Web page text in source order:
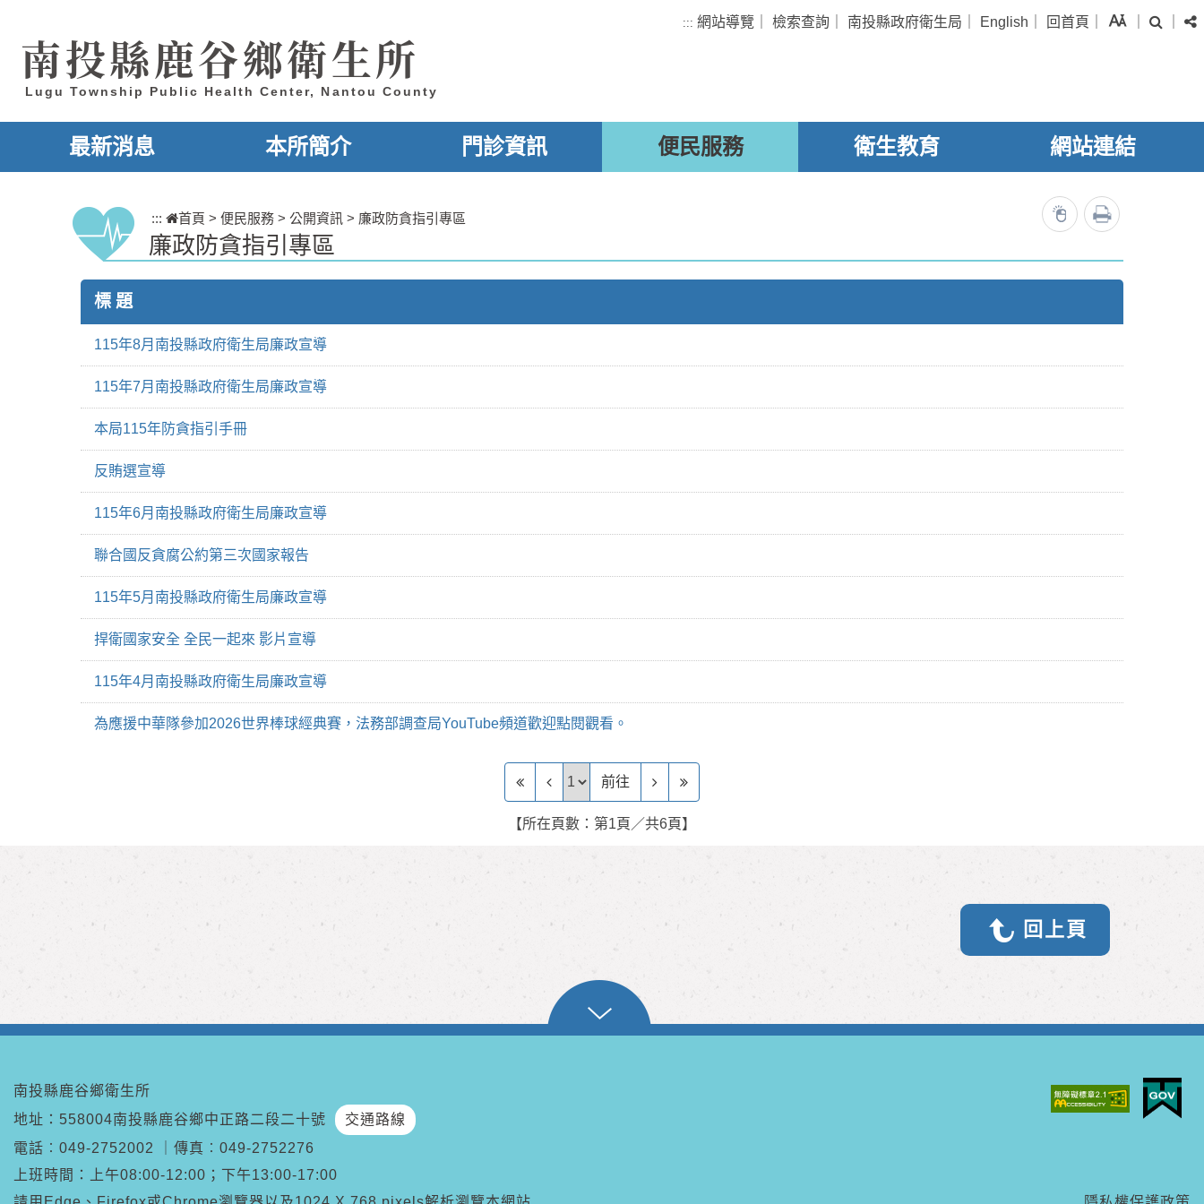
南投縣鹿谷鄉衛生所
Lugu Township Public Health Center, Nantou County
::: 網站導覽 檢索查詢 南投縣政府衛生局 English 回首頁 字級 搜尋
最新消息 本所簡介 門診資訊 便民服務 衛生教育 網站連結
::: 首頁 > 便民服務 > 公開資訊 > 廉政防貪指引專區
廉政防貪指引專區
標 題
115年8月南投縣政府衛生局廉政宣導
115年7月南投縣政府衛生局廉政宣導
本局115年防貪指引手冊
反賄選宣導
115年6月南投縣政府衛生局廉政宣導
聯合國反貪腐公約第三次國家報告
115年5月南投縣政府衛生局廉政宣導
捍衛國家安全 全民一起來 影片宣導
115年4月南投縣政府衛生局廉政宣導
為應援中華隊參加2026世界棒球經典賽，法務部調查局YouTube頻道歡迎點閱觀看。
前往頁前往
【所在頁數：第1頁／共6頁】
回上頁
南投縣鹿谷鄉衛生所
地址：558004南投縣鹿谷鄉中正路二段二十號
交通路線
電話︰ 049-2752002 傳真︰ 049-2752276
上班時間：上午08:00-12:00；下午13:00-17:00